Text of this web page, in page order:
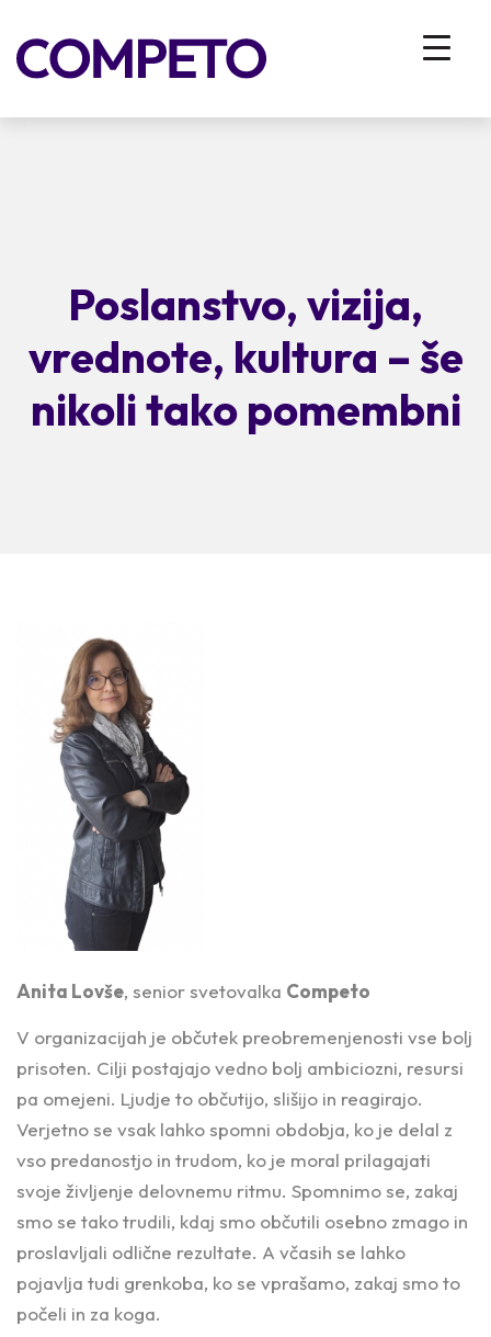
Poslanstvo, vizija,
vrednote, kultura – še
nikoli tako pomembni
Anita Lovše, senior svetovalka Competo
V organizacijah je občutek preobremenjenosti vse bolj
prisoten. Cilji postajajo vedno bolj ambiciozni, resursi
pa omejeni. Ljudje to občutijo, slišijo in reagirajo.
Verjetno se vsak lahko spomni obdobja, ko je delal z
vso predanostjo in trudom, ko je moral prilagajati
svoje življenje delovnemu ritmu. Spomnimo se, zakaj
smo se tako trudili, kdaj smo občutili osebno zmago in
proslavljali odlične rezultate. A včasih se lahko
pojavlja tudi grenkoba, ko se vprašamo, zakaj smo to
počeli in za koga.